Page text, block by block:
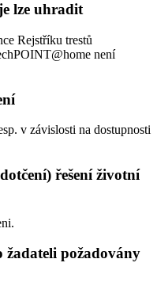
lze uhradit
Rejstříku trestů
není
v závislosti na dostupnosti
řešení životní
žadateli požadovány